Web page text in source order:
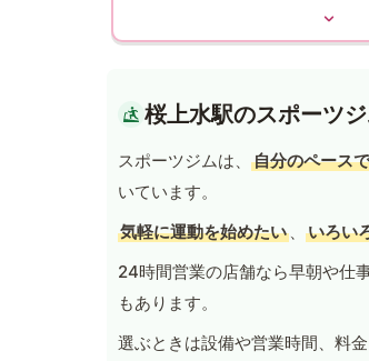
桜上水駅のスポーツ
スポーツジムは、 自分のペース
いています。
気軽に運動を始めたい 、 いろい
24時間営業の店舗なら早朝や仕
もあります。
選ぶときは設備や営業時間、料